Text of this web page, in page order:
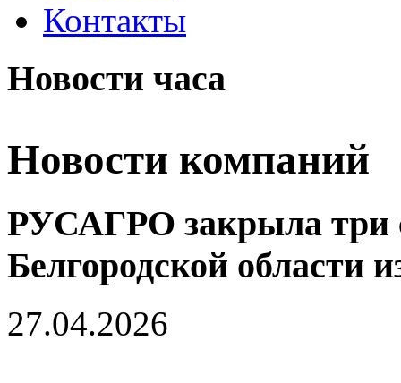
Контакты
Новости часа
Новости компаний
РУСАГРО закрыла три
Белгородской области
27.04.2026